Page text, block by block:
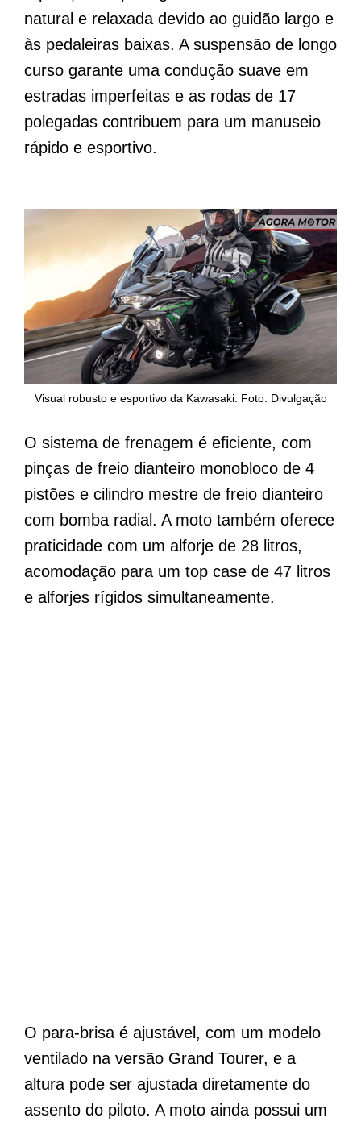
natural e relaxada devido ao guidão largo e
às pedaleiras baixas. A suspensão de longo
curso garante uma condução suave em
estradas imperfeitas e as rodas de 17
polegadas contribuem para um manuseio
rápido e esportivo.
Visual robusto e esportivo da Kawasaki. Foto: Divulgação
O sistema de frenagem é eficiente, com
pinças de freio dianteiro monobloco de 4
pistões e cilindro mestre de freio dianteiro
com bomba radial. A moto também oferece
praticidade com um alforje de 28 litros,
acomodação para um top case de 47 litros
e alforjes rígidos simultaneamente.
O para-brisa é ajustável, com um modelo
ventilado na versão Grand Tourer, e a
altura pode ser ajustada diretamente do
assento do piloto. A moto ainda possui um